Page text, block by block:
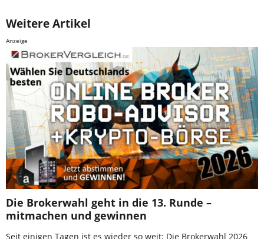
Weitere Artikel
Anzeige
Die Brokerwahl geht in die 13. Runde –
mitmachen und gewinnen
Seit einigen Tagen ist es wieder so weit: Die Brokerwahl 2026